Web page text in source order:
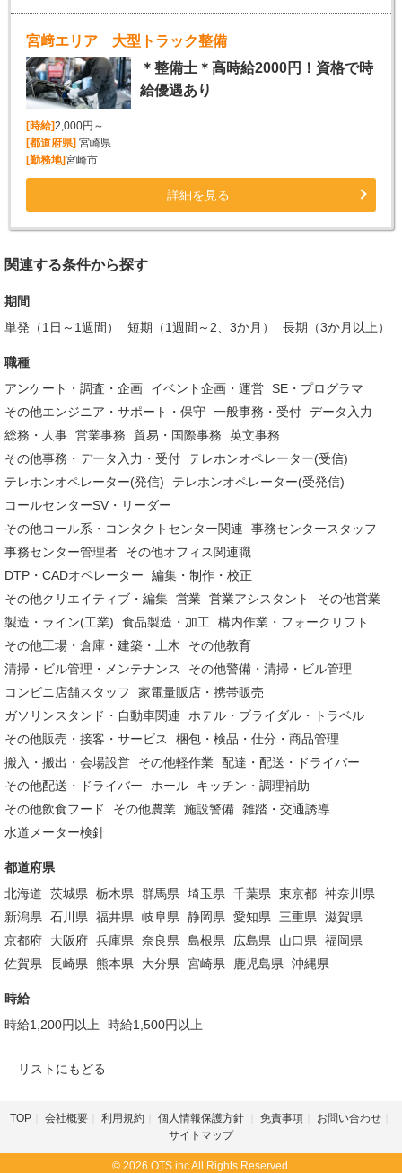
宮﨑エリア 大型トラック整備
＊整備士＊高時給2000円！資格で時
給優遇あり
[時給]2,000円～
[都道府県] 宮崎県
[勤務地]宮崎市
詳細を見る
関連する条件から探す
期間
単発（1日～1週間）
短期（1週間～2、3か月） 長期（3か月以上）
職種
アンケート・調査・企画
イベント企画・運営 SE・プログラマ
その他エンジニア・サポート・保守 一般事務・受付 データ入力
総務・人事 営業事務 貿易・国際事務
英文事務
その他事務・データ入力・受付
テレホンオペレーター(受信)
テレホンオペレーター(発信)
テレホンオペレーター(受発信)
コールセンターSV・リーダー
その他コール系・コンタクトセンター関連
事務センタースタッフ
事務センター管理者
その他オフィス関連職
DTP・CADオペレーター
編集・制作・校正
その他クリエイティブ・編集 営業 営業アシスタント
その他営業
製造・ライン(工業)
食品製造・加工
構内作業・フォークリフト
その他工場・倉庫・建築・土木
その他教育
清掃・ビル管理・メンテナンス
その他警備・清掃・ビル管理
コンビニ店舗スタッフ
家電量販店・携帯販売
ガソリンスタンド・自動車関連
ホテル・ブライダル・トラベル
その他販売・接客・サービス
梱包・検品・仕分・商品管理
搬入・搬出・会場設営
その他軽作業 配達・配送・ドライバー
その他配送・ドライバー
ホール
キッチン・調理補助
その他飲食フード
その他農業 施設警備 雑踏・交通誘導
水道メーター検針
都道府県
北海道
茨城県 栃木県 群馬県 埼玉県 千葉県 東京都 神奈川県
新潟県
石川県 福井県 岐阜県 静岡県 愛知県 三重県
滋賀県
京都府
大阪府 兵庫県 奈良県 島根県 広島県 山口県
福岡県
佐賀県
長崎県 熊本県 大分県 宮崎県 鹿児島県 沖縄県
時給
時給1,200円以上
時給1,500円以上
リストにもどる
TOP 会社概要 利用規約 個人情報保護方針 免責事項
お問い合わせ
サイトマップ
© 2026 OTS.inc All Rights Reserved.